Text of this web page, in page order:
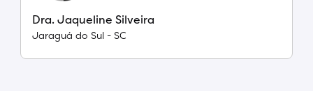
Dra. Jaqueline Silveira
Jaraguá do Sul - SC